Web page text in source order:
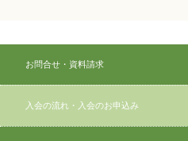
お問合せ・資料請求
入会の流れ・入会のお申込み